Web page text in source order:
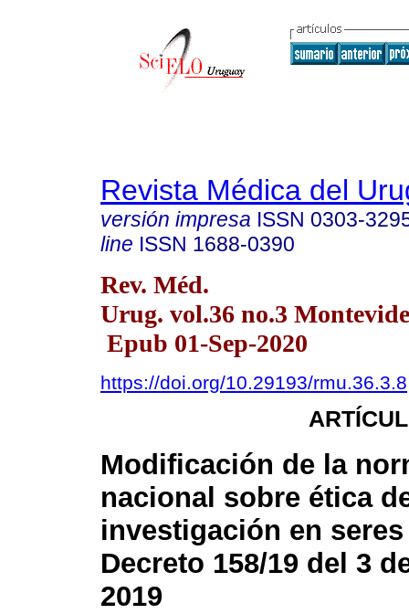
Revista Médica del
versión impresa ISSN 0303-
line ISSN 1688-0390
Rev. Méd.
Urug. vol.36 no.3
Epub 01-Sep-2020
https://doi.org/10.29193/rmu.36.3.8
Modificación de la
nacional sobre ética
investigación en
Decreto 158/19 del 3
2019